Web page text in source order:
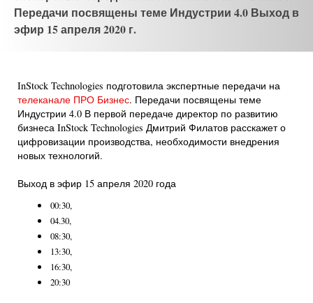
Передачи посвящены теме Индустрии 4.0 Выход в
эфир 15 апреля 2020 г.
InStock Technologies подготовила экспертные передачи на
телеканале ПРО Бизнес. Передачи посвящены теме
Индустрии 4.0 В первой передаче директор по развитию
бизнеса InStock Technologies Дмитрий Филатов расскажет о
цифровизации производства, необходимости внедрения
новых технологий.
Выход в эфир 15 апреля 2020 года
00:30,
04.30,
08:30,
13:30,
16:30,
20:30